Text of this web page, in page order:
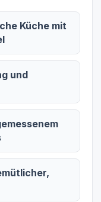
Küche mit
und